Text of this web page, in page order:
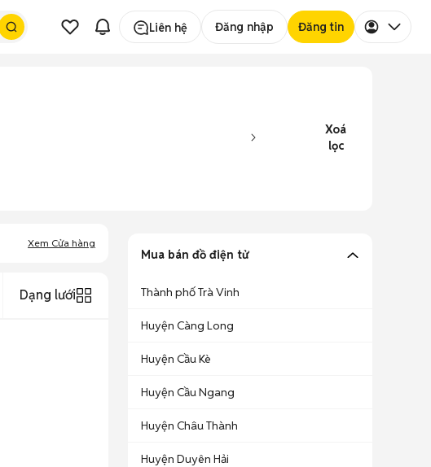
Liên hệ Đăng nhập Đăng tin
Xoá
lọc
Xem Cửa hàng
Dạng lưới
Mua bán đồ điện tử
Thành phố Trà Vinh
Huyện Càng Long
Huyện Cầu Kè
Huyện Cầu Ngang
Huyện Châu Thành
Huyện Duyên Hải